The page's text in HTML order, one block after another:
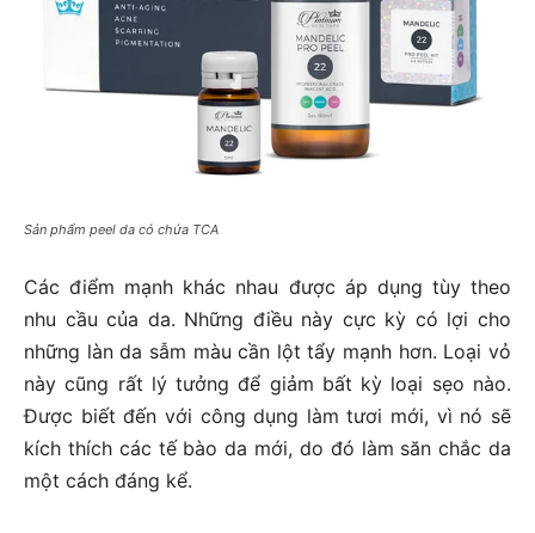
Sản phẩm peel da có chứa TCA
Các điểm mạnh khác nhau được áp dụng tùy theo
nhu cầu của da. Những điều này cực kỳ có lợi cho
những làn da sẫm màu cần lột tẩy mạnh hơn. Loại vỏ
này cũng rất lý tưởng để giảm bất kỳ loại sẹo nào.
Được biết đến với công dụng làm tươi mới, vì nó sẽ
kích thích các tế bào da mới, do đó làm săn chắc da
một cách đáng kể.